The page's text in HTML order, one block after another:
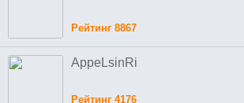
Рейтинг 8867
AppeLsinRi
Рейтинг 4176